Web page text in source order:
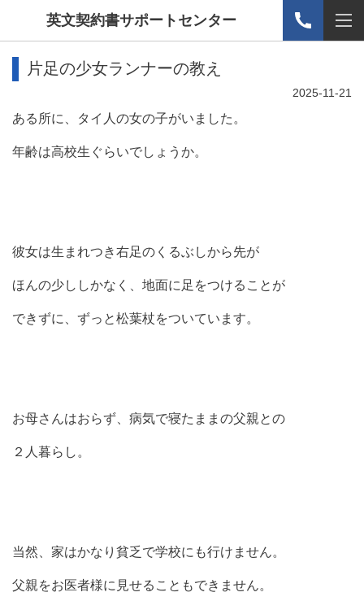
英文契約書サポートセンター
片足の少女ランナーの教え
2025-11-21
ある所に、タイ人の女の子がいました。
年齢は高校生ぐらいでしょうか。
彼女は生まれつき右足のくるぶしから先が
ほんの少ししかなく、地面に足をつけることが
できずに、ずっと松葉杖をついています。
お母さんはおらず、病気で寝たままの父親との
２人暮らし。
当然、家はかなり貧乏で学校にも行けません。
父親をお医者様に見せることもできません。